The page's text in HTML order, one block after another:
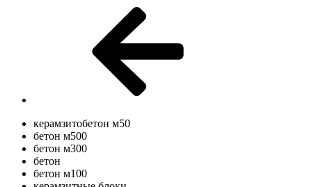
керамзитобетон м50
бетон м500
бетон м300
бетон
бетон м100